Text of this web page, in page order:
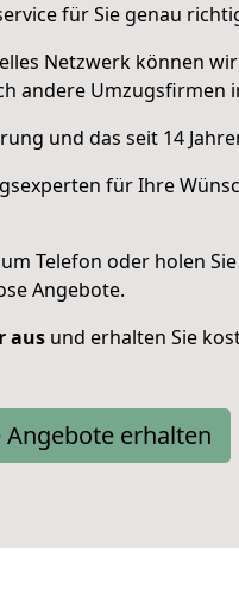
für Sie genau
Netzwerk können
andere Umzugsfirmen
und das seit 14
für Ihre
Telefon oder holen
Angebote.
aus und erhalten Sie
Angebote erhalten